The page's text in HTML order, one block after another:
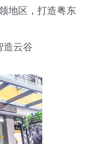
地区，打造粤东
云谷